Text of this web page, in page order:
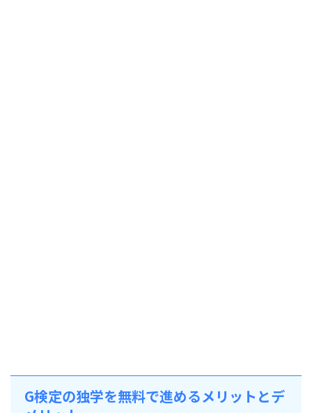
G検定の独学を無料で進めるメリットとデ